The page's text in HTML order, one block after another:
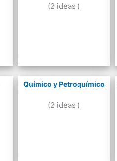
(2 ideas )
Químico y Petroquímico
(2 ideas )